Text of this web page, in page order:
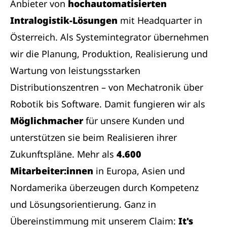
Anbieter von hochautomatisierten
Intralogistik-Lösungen mit Headquarter in
Österreich. Als Systemintegrator übernehmen
wir die Planung, Produktion, Realisierung und
Wartung von leistungsstarken
Distributionszentren – von Mechatronik über
Robotik bis Software. Damit fungieren wir als
Möglichmacherfür unsere Kunden und
unterstützen sie beim Realisieren ihrer
Zukunftspläne. Mehr als 4.600
Mitarbeiter:innen in Europa, Asien und
Nordamerika überzeugen durch Kompetenz
und Lösungsorientierung. Ganz in
Übereinstimmung mit unserem Claim: It's